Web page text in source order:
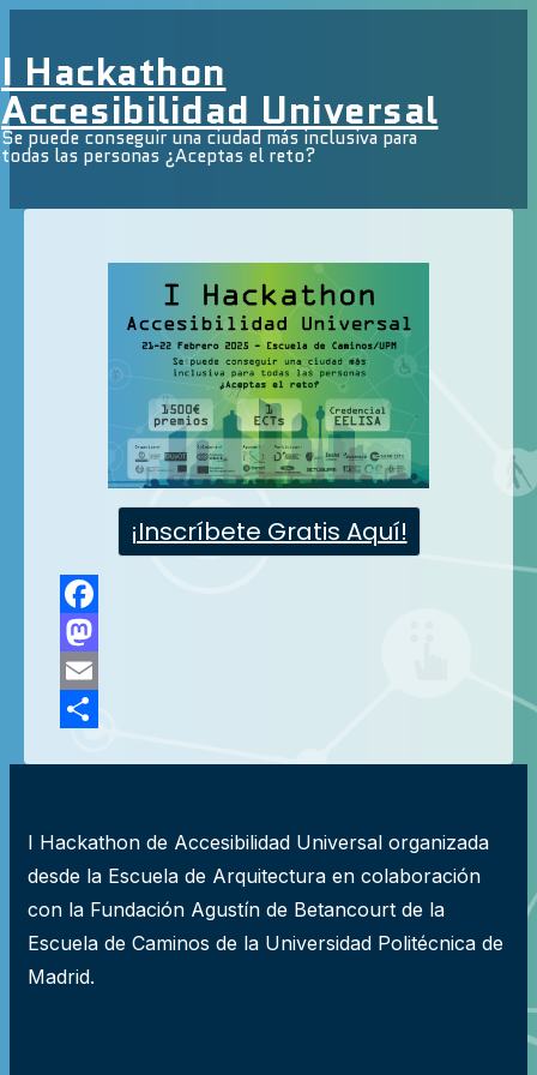
Saltar
al
contenido
principal
I Hackathon
Accesibilidad Universal
Se puede conseguir una ciudad más inclusiva para
todas las personas ¿Aceptas el reto?
¡Inscríbete Gratis Aquí!
Facebook
Mastodon
Email
I Hackathon de Accesibilidad Universal organizada
desde la Escuela de Arquitectura en colaboración
con la Fundación Agustín de Betancourt de la
Escuela de Caminos de la Universidad Politécnica de
Madrid.